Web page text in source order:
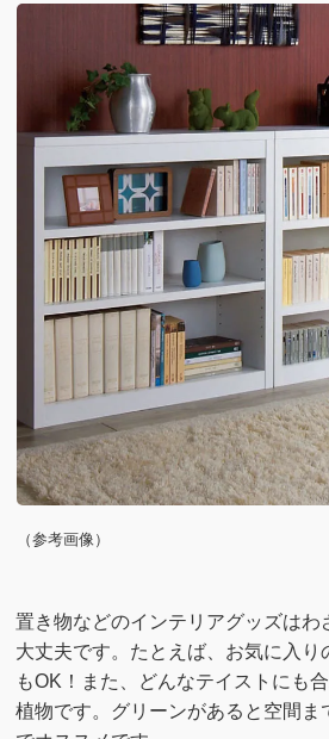
（参考画像）
置き物などのインテリアグッズはわ
大丈夫です。たとえば、お気に入り
もOK！また、どんなテイストにも
植物です。グリーンがあると空間ま